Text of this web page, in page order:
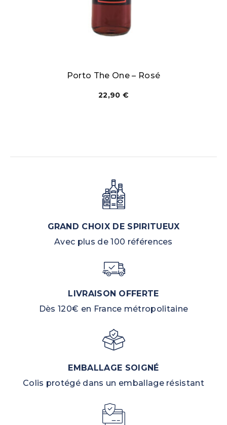
Porto The One – Rosé
22,90 €
GRAND CHOIX DE SPIRITUEUX
Avec plus de 100 références
LIVRAISON OFFERTE
Dès 120€ en France métropolitaine
EMBALLAGE SOIGNÉ
Colis protégé dans un emballage résistant